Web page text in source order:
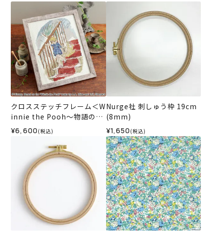
クロスステッチフレーム＜W
innie the Pooh～物語のは
じまり～＞
¥6,600 (税込)
Nurge社 刺しゅう枠 19cm
(8mm)
¥1,650 (税込)